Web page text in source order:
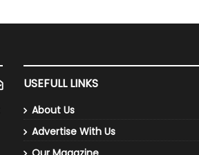
USEFULL LINKS
About Us
Advertise With Us